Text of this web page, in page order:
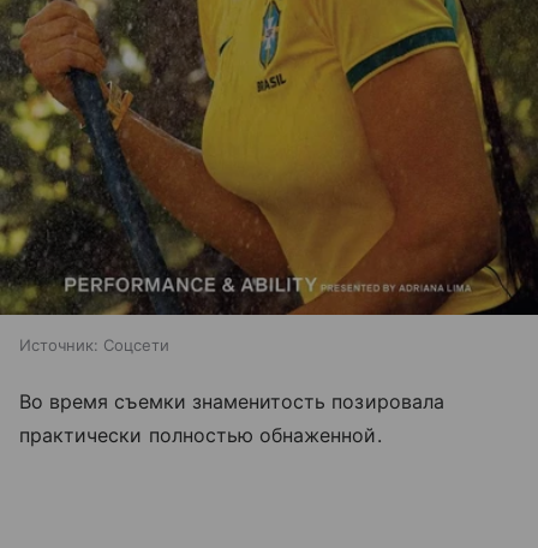
Источник: Соцсети
Во время съемки знаменитость позировала
практически полностью обнаженной.